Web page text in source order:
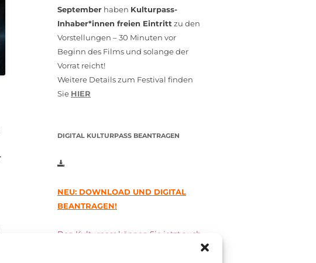
September haben Kulturpass-
Inhaber*innen freien Eintritt zu den
Vorstellungen – 30 Minuten vor
Beginn des Films und solange der
Vorrat reicht!
Weitere Details zum Festival finden
Sie HIER
DIGITAL KULTURPASS BEANTRAGEN
NEU: DOWNLOAD UND DIGITAL
BEANTRAGEN!
Den Kulturpass können Sie jetzt auch